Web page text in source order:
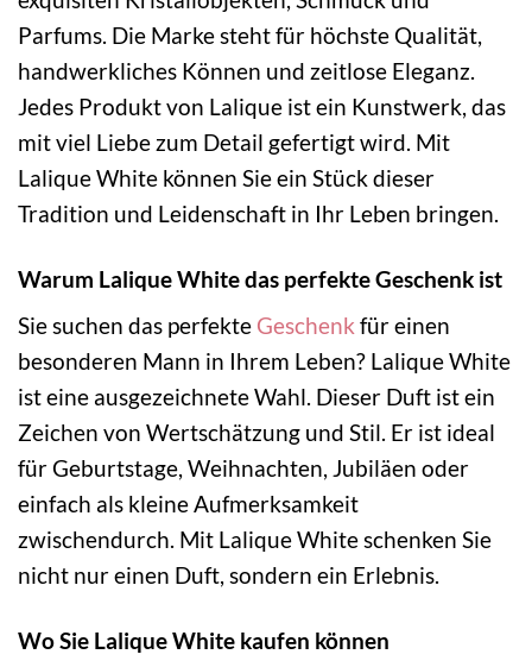
Parfums. Die Marke steht für höchste Qualität,
handwerkliches Können und zeitlose Eleganz.
Jedes Produkt von Lalique ist ein Kunstwerk, das
mit viel Liebe zum Detail gefertigt wird. Mit
Lalique White können Sie ein Stück dieser
Tradition und Leidenschaft in Ihr Leben bringen.
Warum Lalique White das perfekte Geschenk ist
Sie suchen das perfekte Geschenk für einen
besonderen Mann in Ihrem Leben? Lalique White
ist eine ausgezeichnete Wahl. Dieser Duft ist ein
Zeichen von Wertschätzung und Stil. Er ist ideal
für Geburtstage, Weihnachten, Jubiläen oder
einfach als kleine Aufmerksamkeit
zwischendurch. Mit Lalique White schenken Sie
nicht nur einen Duft, sondern ein Erlebnis.
Wo Sie Lalique White kaufen können